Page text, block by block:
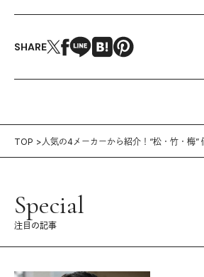
SHARE
TOP
人気の4メーカーから紹介！“松・竹・梅”
Special
注目の記事